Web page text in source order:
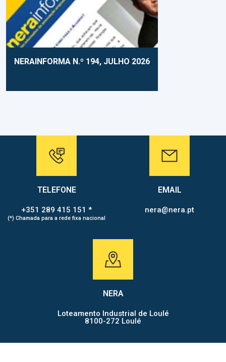
NERAINFORMA N.º 194, JULHO 2026
TELEFONE
+351 289 415 151 *
(*) Chamada para a rede fixa nacional
EMAIL
nera@nera.pt
NERA
Loteamento Industrial de Loulé
8100-272 Loulé